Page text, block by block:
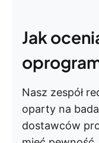
Jak
Nasz zespół
oparty na
dostawców